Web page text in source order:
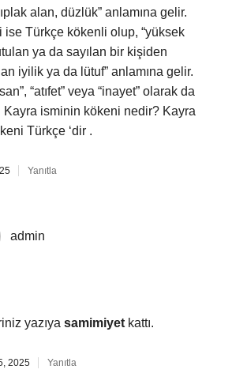
alan, düzlük” anlamına gelir.
ise Türkçe kökenli olup, “yüksek
ya da sayılan bir kişiden
iyilik ya da lütuf” anlamına gelir.
“atıfet” veya “inayet” olarak da
Kayra isminin kökeni nedir? Kayra
Türkçe ‘dir .
Yanıtla
admin
yazıya samimiyet kattı.
2025 Yanıtla